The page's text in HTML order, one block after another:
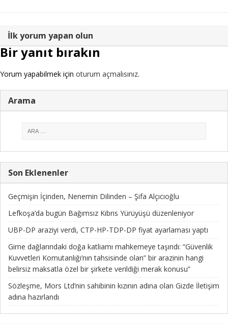
İlk yorum yapan olun
Bir yanıt bırakın
Yorum yapabilmek için oturum açmalısınız.
Arama
Son Eklenenler
Geçmişin İçinden, Nenemin Dilinden – Şifa Alçıcıoğlu
Lefkoşa’da bugün Bağımsız Kıbrıs Yürüyüşü düzenleniyor
UBP-DP araziyi verdi, CTP-HP-TDP-DP fiyat ayarlaması yaptı
Girne dağlarındaki doğa katliamı mahkemeye taşındı: “Güvenlik
Kuvvetleri Komutanlığı’nın tahsisinde olan” bir arazinin hangi
belirsiz maksatla özel bir şirkete verildiği merak konusu”
Sözleşme, Mors Ltd’nin sahibinin kızının adına olan Gizde İletişim
adına hazırlandı